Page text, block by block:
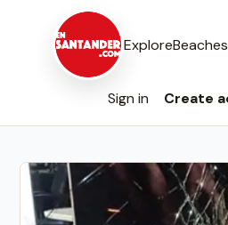
ExploreBeaches
Sign in Create